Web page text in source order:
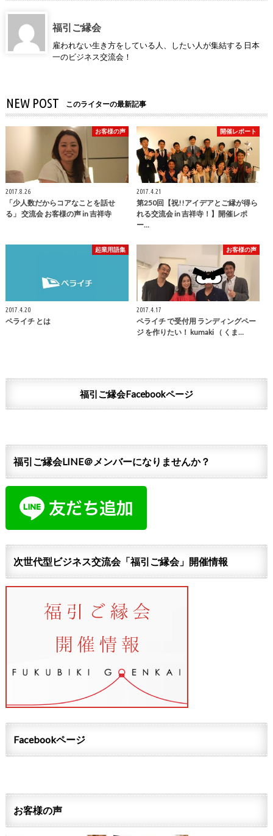
福引ご縁会
雇われない生き方をしている人、したい人が集結する 日本
一のビジネス交流会！
NEW POST このライターの最新記事
お客様の声
2017.8.26
「少人数だからコアなことを話せ
る」 交流会 お客様の声 in 吉祥寺
開催レポート
2017.4.21
第250回【祝!!アイデアとご縁が得ら
れる交流会 in 吉祥寺！】開催レポ
ー…
起業用語集
2017.4.20
ペライチ とは
お客様の声
2017.4.17
ペライチ で受付用 ランディングペー
ジ を作りたい！ kumaki （ くま…
福引ご縁会Facebookページ
福引ご縁会LINE＠メンバーになりませんか？
次世代型ビジネス交流会「福引ご縁会」開催情報
Facebookページ
お客様の声